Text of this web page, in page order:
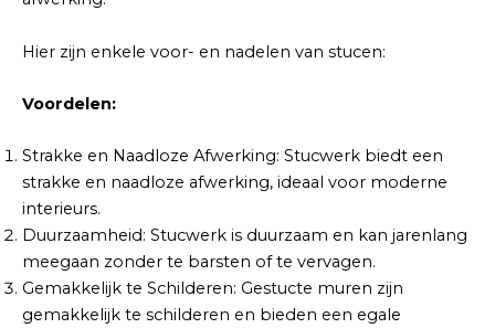
Hier zijn enkele voor- en nadelen van stucen:
Voordelen:
Strakke en Naadloze Afwerking: Stucwerk biedt een
strakke en naadloze afwerking, ideaal voor moderne
interieurs.
Duurzaamheid: Stucwerk is duurzaam en kan jarenlang
meegaan zonder te barsten of te vervagen.
Gemakkelijk te Schilderen: Gestucte muren zijn
gemakkelijk te schilderen en bieden een egale